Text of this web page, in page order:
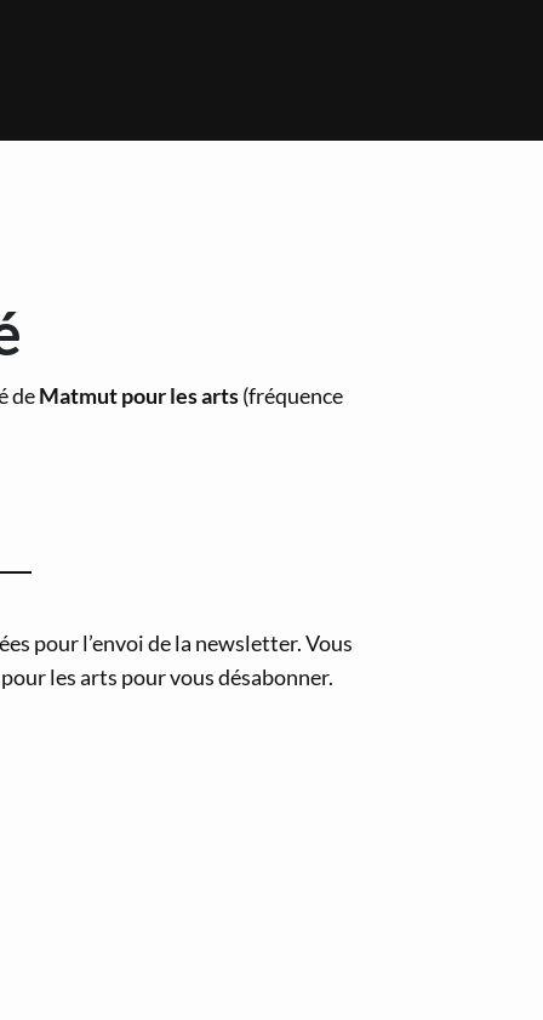
deMatmut pour les arts(fréquence
pour l’envoi de la newsletter. Vous
les arts pour vous désabonner.